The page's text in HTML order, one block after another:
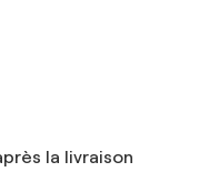
la livraison